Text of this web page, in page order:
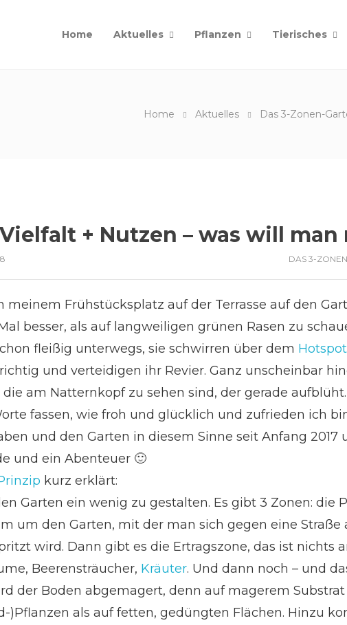
Home Aktuelles Pflanzen Tierisches
Home Aktuelles Das 3-Zonen-
+ Nutzen – was will man
DAS 3-
meinem Frühstücksplatz auf der Terrasse auf den
besser, als auf langweiligen grünen Rasen zu
fleißig unterwegs, sie schwirren über dem
und verteidigen ihr Revier. Ganz unscheinbar
am Natternkopf zu sehen sind, der gerade aufblüht.
fassen, wie froh und glücklich und zufrieden ich
und den Garten in diesem Sinne seit Anfang 2017
und ein Abenteuer 🙂
kurz erklärt:
Garten ein wenig zu gestalten. Es gibt 3 Zonen: die
um den Garten, mit der man sich gegen eine Straße
wird. Dann gibt es die Ertragszone, das ist nichts
Beerensträucher, Kräuter. Und dann noch – und
der Boden abgemagert, denn auf magerem
)Pflanzen als auf fetten, gedüngten Flächen. Hinzu